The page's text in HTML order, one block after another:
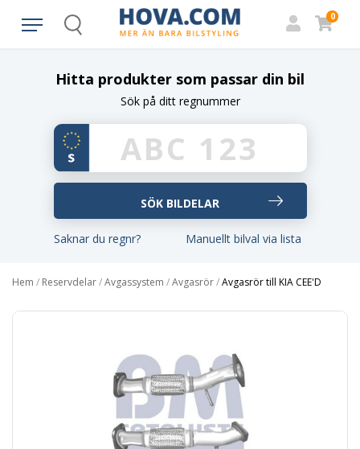
Search
0
Hitta produkter som passar din bil
Sök på ditt regnummer
Saknar du regnr? Manuellt bilval via lista
Hem / Reservdelar/Avgassystem /Avgasrör/Avgasrör till KIA CEE'D